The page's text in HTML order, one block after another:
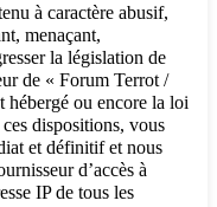
à caractère abusif,
menaçant,
la législation de
de « Forum Terrot /
hébergé ou encore la loi
dispositions, vous
et définitif et nous
d’accès à
IP de tous les